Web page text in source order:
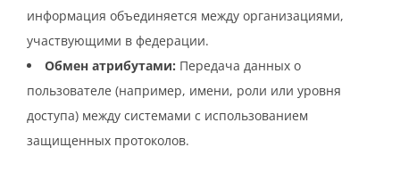
информация объединяется между организациями,
участвующими в федерации.
Обмен атрибутами: Передача данных о
пользователе (например, имени, роли или уровня
доступа) между системами с использованием
защищенных протоколов.